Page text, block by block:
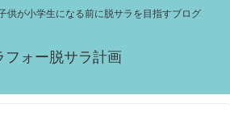
供が小学生になる前に脱サラを目指すブログ
フォー脱サラ計画